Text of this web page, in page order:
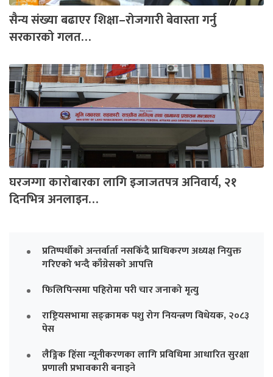
सैन्य संख्या बढाएर शिक्षा–रोजगारी बेवास्ता गर्नु
सरकारको गलत…
घरजग्गा कारोबारका लागि इजाजतपत्र अनिवार्य, २१
दिनभित्र अनलाइन…
प्रतिष्पर्धीको अन्तर्वार्ता नसकिँदै प्राधिकरण अध्यक्ष नियुक्त
गरिएको भन्दै काँग्रेसको आपत्ति
फिलिपिन्समा पहिरोमा परी चार जनाको मृत्यु
राष्ट्रियसभामा सङ्क्रामक पशु रोग नियन्त्रण विधेयक, २०८३
पेस
लैङ्गिक हिंसा न्यूनीकरणका लागि प्रविधिमा आधारित सुरक्षा
प्रणाली प्रभावकारी बनाइने